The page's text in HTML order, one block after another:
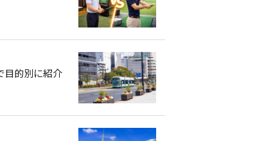
目的別に紹介